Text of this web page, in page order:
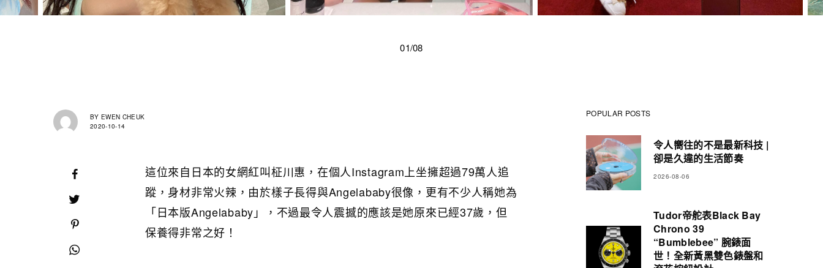
01/08
BY EWEN CHEUK
2020-10-14
這位來自日本的女網紅叫柾川惠，在個人Instagram上坐擁超過79萬人追
蹤，身材非常火辣，由於樣子長得與Angelababy很像，更有不少人稱她為
「日本版Angelababy」，不過最令人震撼的應該是她原來已經37歲，但
保養得非常之好！
POPULAR POSTS
令人嚮往的不是最新科技 |
卻是久違的生活節奏
2026-08-06
Tudor帝舵表Black Bay
Chrono 39
“Bumblebee” 腕錶面
世！全新黃黑雙色錶盤和